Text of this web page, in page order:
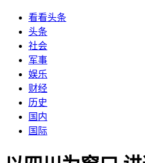
看看头条
头条
社会
军事
娱乐
财经
历史
国内
国际